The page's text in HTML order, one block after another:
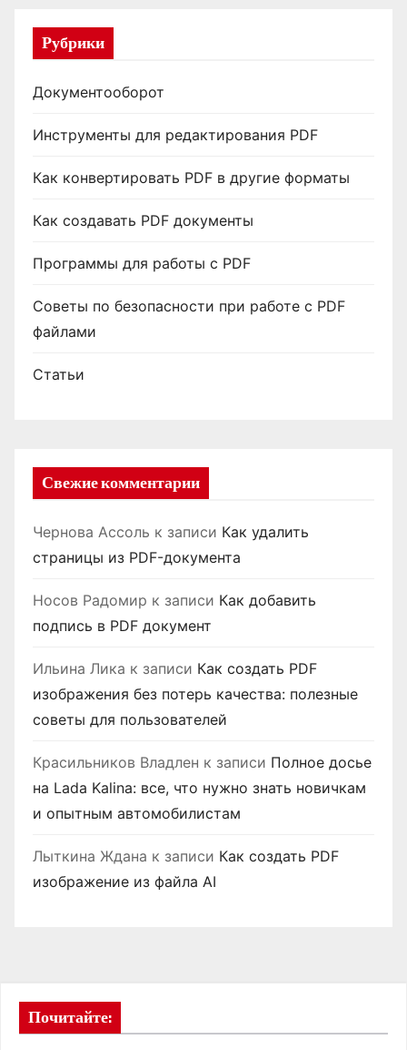
Рубрики
Документооборот
Инструменты для редактирования PDF
Как конвертировать PDF в другие форматы
Как создавать PDF документы
Программы для работы с PDF
Советы по безопасности при работе с PDF
файлами
Статьи
Свежие комментарии
Чернова Ассоль к записи Как удалить
страницы из PDF-документа
Носов Радомир к записи Как добавить
подпись в PDF документ
Ильина Лика к записи Как создать PDF
изображения без потерь качества: полезные
советы для пользователей
Красильников Владлен к записи Полное досье
на Lada Kalina: все, что нужно знать новичкам
и опытным автомобилистам
Лыткина Ждана к записи Как создать PDF
изображение из файла AI
Почитайте: